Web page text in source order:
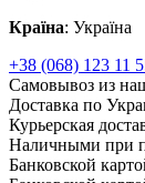
Країна: Україна
+38 (068) 123 11
Самовывоз из
Доставка по
Курьерская
Наличными при
Банковской